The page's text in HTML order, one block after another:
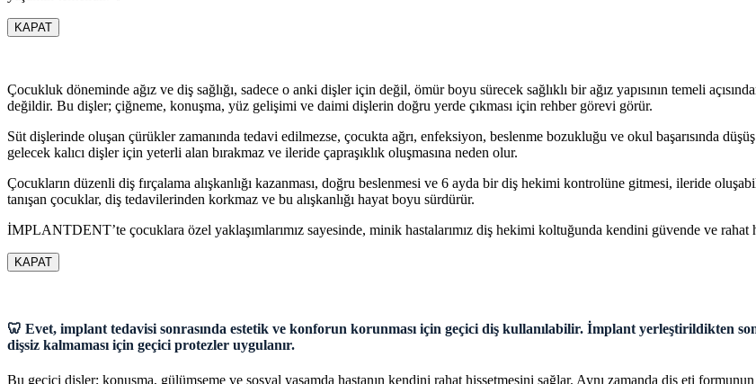
KAPAT
Çocukluk döneminde ağız ve diş sağlığı, sadece o anki dişler için değil, ömür boyu sürecek sağlıklı bir ağız yapısının temeli
değildir. Bu dişler; çiğneme, konuşma, yüz gelişimi ve daimi dişlerin doğru yerde çıkması için rehber görevi görür.
Süt dişlerinde oluşan çürükler zamanında tedavi edilmezse, çocukta ağrı, enfeksiyon, beslenme bozukluğu ve okul başarısında
gelecek kalıcı dişler için yeterli alan bırakmaz ve ileride çapraşıklık oluşmasına neden olur.
Çocukların düzenli diş fırçalama alışkanlığı kazanması, doğru beslenmesi ve 6 ayda bir diş hekimi kontrolüne gitmesi, ileride
tanışan çocuklar, diş tedavilerinden korkmaz ve bu alışkanlığı hayat boyu sürdürür.
İMPLANTDENT’te çocuklara özel yaklaşımlarımız sayesinde, minik hastalarımız diş hekimi koltuğunda kendini güvende ve
KAPAT
🦷 Evet, implant tedavisi sonrasında estetik ve konforun korunması için geçici diş kullanılabilir. İmplant yerleştirildikten
dişsiz kalmaması için geçici protezler uygulanır.
Bu geçici dişler; konuşma, gülümseme ve sosyal yaşamda hastanın kendini rahat hissetmesini sağlar. Aynı zamanda diş eti